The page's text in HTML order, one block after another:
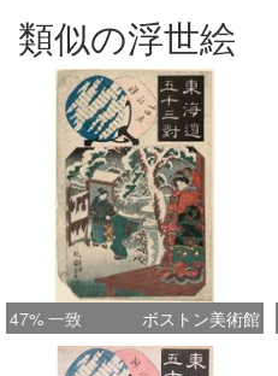
類似の浮世絵
47% 一致 ボストン美術館